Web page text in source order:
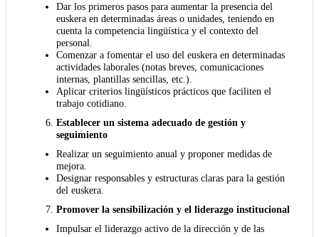
Dar los primeros pasos para aumentar la presencia del
euskera en determinadas áreas o unidades, teniendo en
cuenta la competencia lingüística y el contexto del
personal.
Comenzar a fomentar el uso del euskera en determinadas
actividades laborales (notas breves, comunicaciones
internas, plantillas sencillas, etc.).
Aplicar criterios lingüísticos prácticos que faciliten el
trabajo cotidiano.
Establecer un sistema adecuado de gestión y
seguimiento
Realizar un seguimiento anual y proponer medidas de
mejora.
Designar responsables y estructuras claras para la gestión
del euskera.
Promover la sensibilización y el liderazgo institucional
Impulsar el liderazgo activo de la dirección y de las